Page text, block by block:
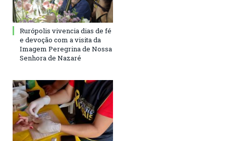
Rurópolis vivencia dias de fé
e devoção com a visita da
Imagem Peregrina de Nossa
Senhora de Nazaré